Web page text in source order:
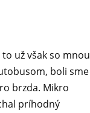
už však so mnou
boli sme
brzda. Mikro
príhodný